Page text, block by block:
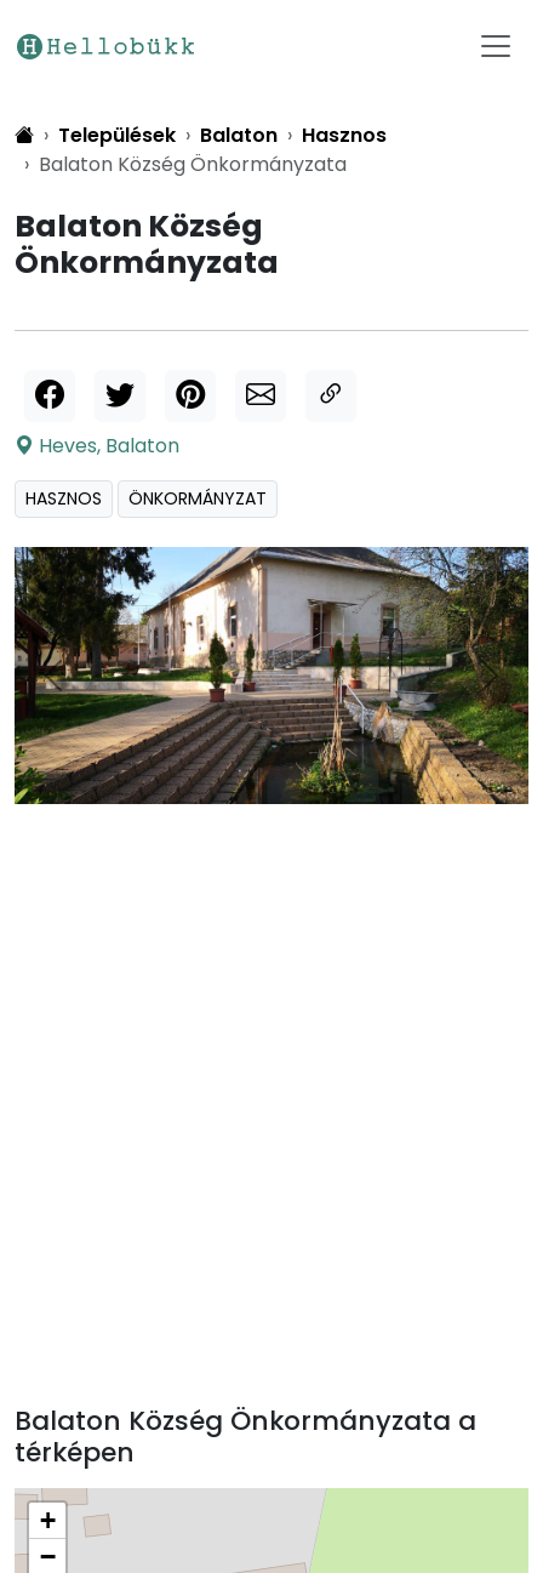
Települések Balaton
Hasznos
Balaton Község Önkormányzata
Balaton Község
Önkormányzata
Heves, Balaton
HASZNOS ÖNKORMÁNYZAT
Balaton Község Önkormányzata a
térképen
+
−